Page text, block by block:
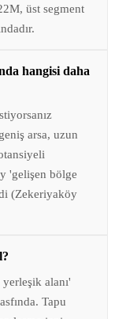
üst segment
hangisi daha
arsa, uzun
'gelişen bölge
(Zekeriyaköy
alanı'
Tapu